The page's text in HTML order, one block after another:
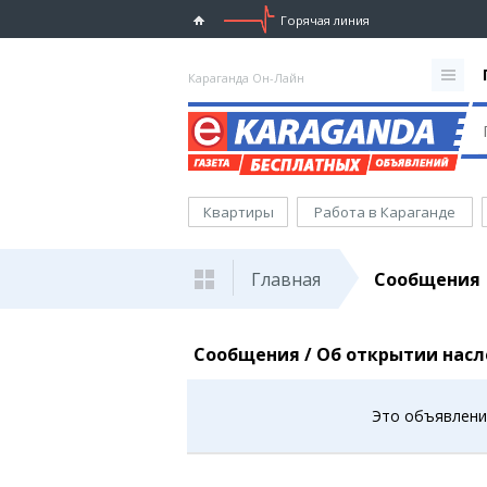
Горячая линия
Караганда Он-Лайн
Квартиры Работа в Караганде
Главная Сообщения
Сообщения / Об открытии
Это